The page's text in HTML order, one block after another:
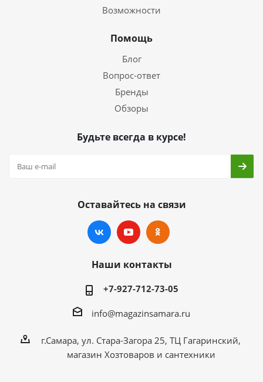
Возможности
Помощь
Блог
Вопрос-ответ
Бренды
Обзоры
Будьте всегда в курсе!
Оставайтесь на связи
Наши контакты
+7-927-712-73-05
info@magazinsamara.ru
г.Самара, ул. Стара-Загора 25, ТЦ Гагаринский,
магазин Хозтоваров и сантехники